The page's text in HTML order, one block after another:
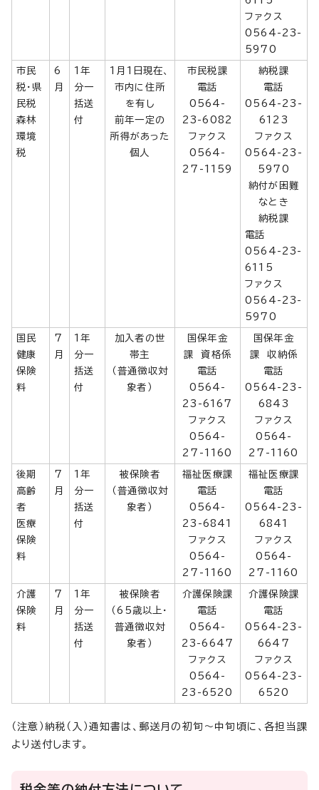
ファクス
0564-23-
5970
市民
税・県
民税
森林
環境
税
6
月
1年
分一
括送
付
1月1日現在、
市内に住所
を有し
前年一定の
所得があった
個人
市民税課
電話
0564-
23-6082
ファクス
0564-
27-1159
納税課
電話
0564-23-
6123
ファクス
0564-23-
5970
納付が困難
なとき
納税課
電話
0564-23-
6115
ファクス
0564-23-
5970
国民
健康
保険
料
7
月
1年
分一
括送
付
加入者の世
帯主
（普通徴収対
象者）
国保年金
課 資格係
電話
0564-
23-6167
ファクス
0564-
27-1160
国保年金
課 収納係
電話
0564-23-
6843
ファクス
0564-
27-1160
後期
高齢
者
医療
保険
料
7
月
1年
分一
括送
付
被保険者
（普通徴収対
象者）
福祉医療課
電話
0564-
23-6841
ファクス
0564-
27-1160
福祉医療課
電話
0564-23-
6841
ファクス
0564-
27-1160
介護
保険
料
7
月
1年
分一
括送
付
被保険者
（65歳以上・
普通徴収対
象者）
介護保険課
電話
0564-
23-6647
ファクス
0564-
23-6520
介護保険課
電話
0564-23-
6647
ファクス
0564-23-
6520
（注意）納税（入）通知書は、郵送月の初旬～中旬頃に、各担当課
より送付します。